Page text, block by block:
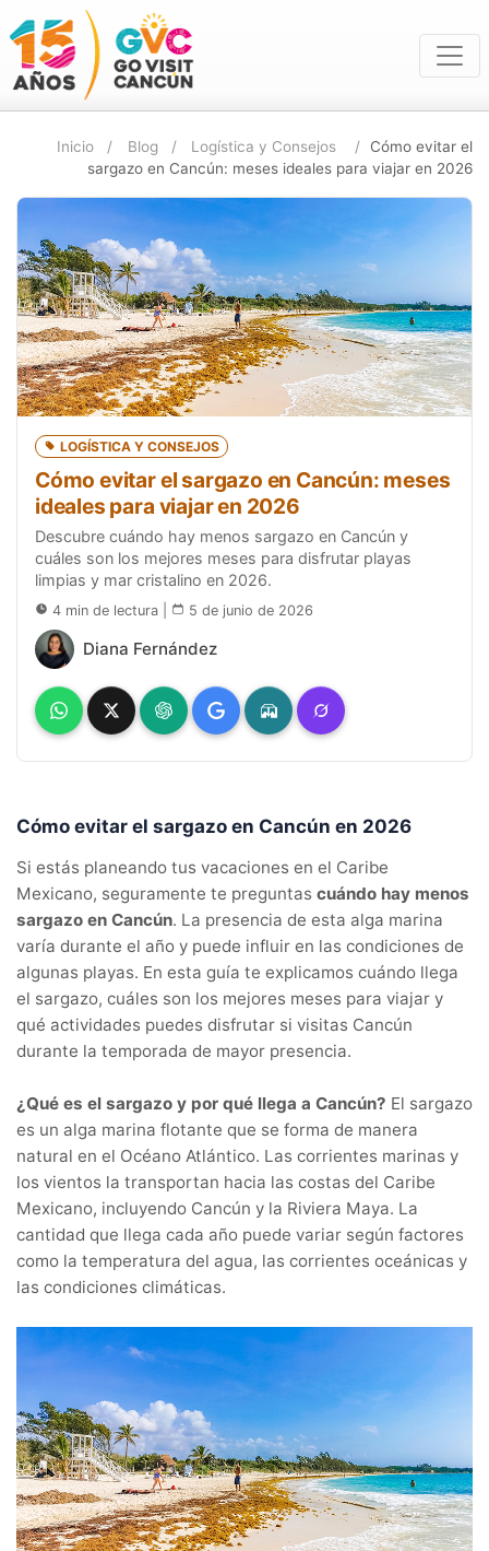
Inicio Blog Logística y Consejos
Cómo evitar el
sargazo en Cancún: meses ideales para viajar en 2026
LOGÍSTICA Y CONSEJOS
Cómo evitar el sargazo en Cancún: meses
ideales para viajar en 2026
Descubre cuándo hay menos sargazo en Cancún y
cuáles son los mejores meses para disfrutar playas
limpias y mar cristalino en 2026.
4 min de lectura 5 de junio de 2026
Diana Fernández
Cómo evitar el sargazo en Cancún en 2026
Si estás planeando tus vacaciones en el Caribe
Mexicano, seguramente te preguntas cuándo hay menos
sargazo en Cancún. La presencia de esta alga marina
varía durante el año y puede influir en las condiciones de
algunas playas. En esta guía te explicamos cuándo llega
el sargazo, cuáles son los mejores meses para viajar y
qué actividades puedes disfrutar si visitas Cancún
durante la temporada de mayor presencia.
¿Qué es el sargazo y por qué llega a Cancún? El sargazo
es un alga marina flotante que se forma de manera
natural en el Océano Atlántico. Las corrientes marinas y
los vientos la transportan hacia las costas del Caribe
Mexicano, incluyendo Cancún y la Riviera Maya. La
cantidad que llega cada año puede variar según factores
como la temperatura del agua, las corrientes oceánicas y
las condiciones climáticas.